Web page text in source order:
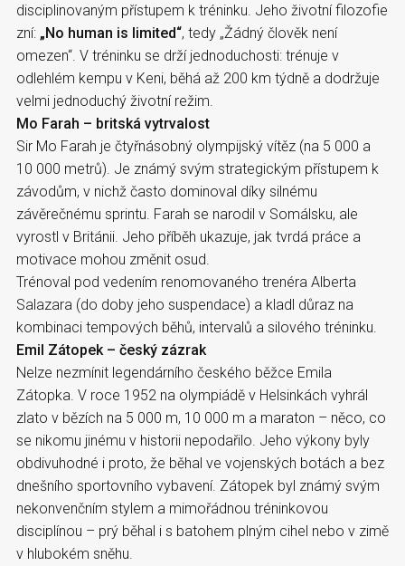
disciplinovaným přístupem k tréninku. Jeho životní filozofie
zní: „No human is limited“, tedy „Žádný člověk není
omezen“. V tréninku se drží jednoduchosti: trénuje v
odlehlém kempu v Keni, běhá až 200 km týdně a dodržuje
velmi jednoduchý životní režim.
Mo Farah – britská vytrvalost
Sir Mo Farah je čtyřnásobný olympijský vítěz (na 5 000 a
10 000 metrů). Je známý svým strategickým přístupem k
závodům, v nichž často dominoval díky silnému
závěrečnému sprintu. Farah se narodil v Somálsku, ale
vyrostl v Británii. Jeho příběh ukazuje, jak tvrdá práce a
motivace mohou změnit osud.
Trénoval pod vedením renomovaného trenéra Alberta
Salazara (do doby jeho suspendace) a kladl důraz na
kombinaci tempových běhů, intervalů a silového tréninku.
Emil Zátopek – český zázrak
Nelze nezmínit legendárního českého běžce Emila
Zátopka. V roce 1952 na olympiádě v Helsinkách vyhrál
zlato v bězích na 5 000 m, 10 000 m a maraton – něco, co
se nikomu jinému v historii nepodařilo. Jeho výkony byly
obdivuhodné i proto, že běhal ve vojenských botách a bez
dnešního sportovního vybavení. Zátopek byl známý svým
nekonvenčním stylem a mimořádnou tréninkovou
disciplínou – prý běhal i s batohem plným cihel nebo v zimě
v hlubokém sněhu.